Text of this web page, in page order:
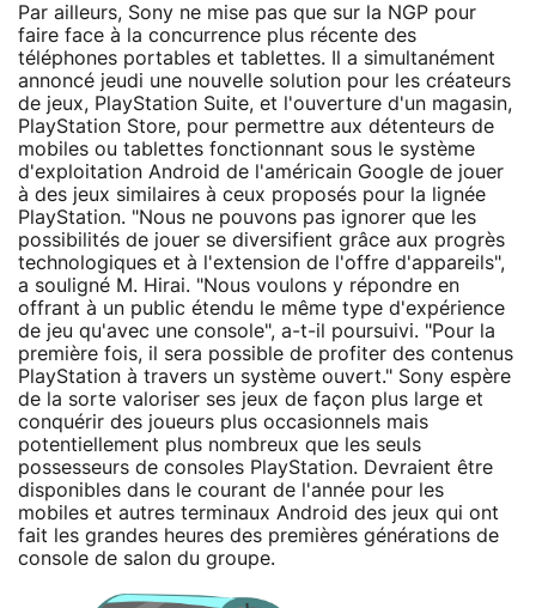
Par ailleurs, Sony ne mise pas que sur la NGP pour
faire face à la concurrence plus récente des
téléphones portables et tablettes. Il a simultanément
annoncé jeudi une nouvelle solution pour les créateurs
de jeux, PlayStation Suite, et l'ouverture d'un magasin,
PlayStation Store, pour permettre aux détenteurs de
mobiles ou tablettes fonctionnant sous le système
d'exploitation Android de l'américain Google de jouer
à des jeux similaires à ceux proposés pour la lignée
PlayStation. "Nous ne pouvons pas ignorer que les
possibilités de jouer se diversifient grâce aux progrès
technologiques et à l'extension de l'offre d'appareils",
a souligné M. Hirai. "Nous voulons y répondre en
offrant à un public étendu le même type d'expérience
de jeu qu'avec une console", a-t-il poursuivi. "Pour la
première fois, il sera possible de profiter des contenus
PlayStation à travers un système ouvert." Sony espère
de la sorte valoriser ses jeux de façon plus large et
conquérir des joueurs plus occasionnels mais
potentiellement plus nombreux que les seuls
possesseurs de consoles PlayStation. Devraient être
disponibles dans le courant de l'année pour les
mobiles et autres terminaux Android des jeux qui ont
fait les grandes heures des premières générations de
console de salon du groupe.